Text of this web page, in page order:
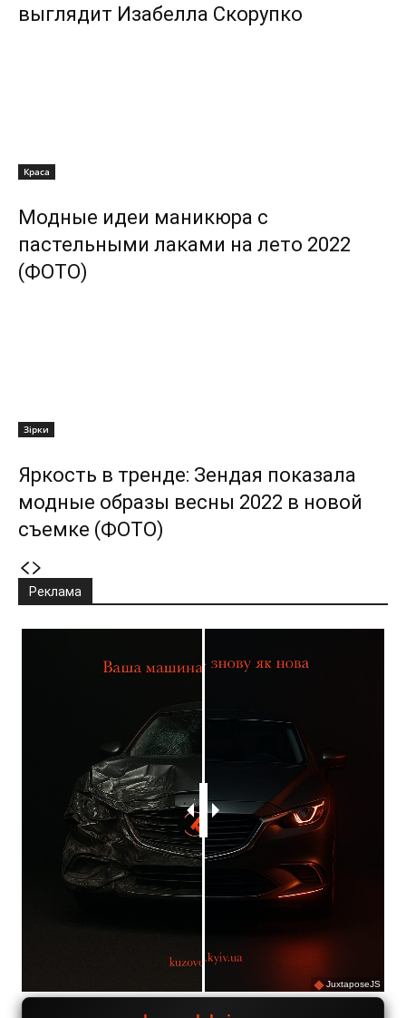
выглядит Изабелла Скорупко
Краса
Модные идеи маникюра с
пастельными лаками на лето 2022
(ФОТО)
Зірки
Яркость в тренде: Зендая показала
модные образы весны 2022 в новой
съемке (ФОТО)
Реклама
JuxtaposeJS